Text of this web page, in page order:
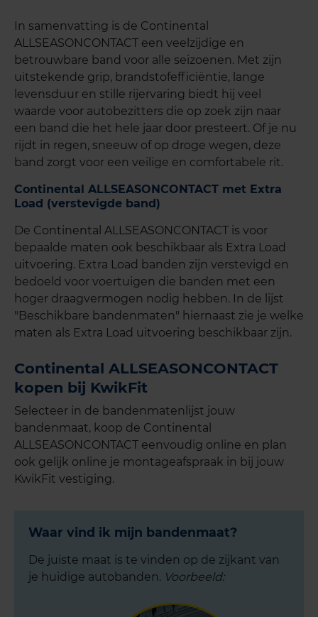
In samenvatting is de Continental
ALLSEASONCONTACT een veelzijdige en
betrouwbare band voor alle seizoenen. Met zijn
uitstekende grip, brandstofefficiëntie, lange
levensduur en stille rijervaring biedt hij veel
waarde voor autobezitters die op zoek zijn naar
een band die het hele jaar door presteert. Of je nu
rijdt in regen, sneeuw of op droge wegen, deze
band zorgt voor een veilige en comfortabele rit.
Continental ALLSEASONCONTACT met Extra
Load (verstevigde band)
De Continental ALLSEASONCONTACT is voor
bepaalde maten ook beschikbaar als Extra Load
uitvoering. Extra Load banden zijn verstevigd en
bedoeld voor voertuigen die banden met een
hoger draagvermogen nodig hebben. In de lijst
"Beschikbare bandenmaten" hiernaast zie je welke
maten als Extra Load uitvoering beschikbaar zijn.
Continental ALLSEASONCONTACT
kopen bij KwikFit
Selecteer in de bandenmatenlijst jouw
bandenmaat, koop de Continental
ALLSEASONCONTACT eenvoudig online en plan
ook gelijk online je montageafspraak in bij jouw
KwikFit vestiging.
Waar vind ik mijn bandenmaat?
De juiste maat is te vinden op de zijkant van
je huidige autobanden. Voorbeeld: